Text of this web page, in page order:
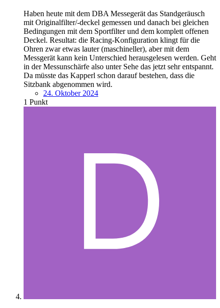
Haben heute mit dem DBA Messegerät das Standgeräusch
mit Originalfilter/-deckel gemessen und danach bei gleichen
Bedingungen mit dem Sportfilter und dem komplett offenen
Deckel. Resultat: die Racing-Konfiguration klingt für die
Ohren zwar etwas lauter (maschineller), aber mit dem
Messgerät kann kein Unterschied herausgelesen werden. Geht
in der Messunschärfe also unter Sehe das jetzt sehr entspannt.
Da müsste das Kapperl schon darauf bestehen, dass die
Sitzbank abgenommen wird.
24. Oktober 2024
1 Punkt